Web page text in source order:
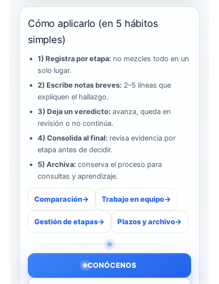
Cómo aplicarlo (en 5 hábitos
simples)
1) Registra por etapa: no mezcles todo en un
solo lugar.
2) Escribe notas breves: 2–5 líneas que
expliquen el hallazgo.
3) Deja un veredicto: avanza, queda en
revisión o no continúa.
4) Consolida al final: revisa evidencia por
etapa antes de decidir.
5) Archiva: conserva el proceso para
consultas y aprendizaje.
Comparación Trabajo en equipo
Gestión de etapas Plazos y archivo
CONÓCENOS